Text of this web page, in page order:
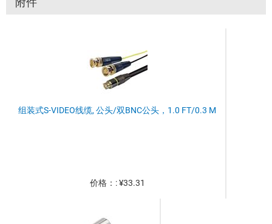
组装式S-VIDEO线缆, 公头/双BNC公头，1.0 FT/0.3 M
价格：: ¥33.31